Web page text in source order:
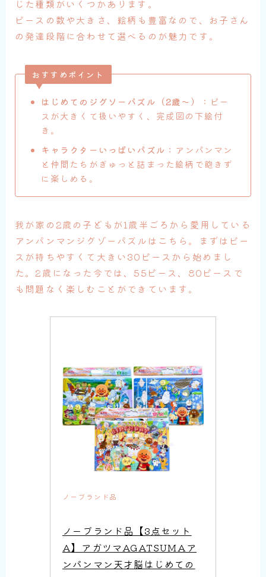
じた種類がいくつかあります。
ピースの数や大きさ、絵柄も豊富なので、お子さん
の発達段階に合わせて選べるのが魅力です。
おすすめポイント
はじめてのジグソーパズル（2歳〜）
：ピー
スが大きくて扱いやすく、完成図の下絵付
き。
キャラクターいっぱいパズル ：アンパンマン
と仲間たちがぎゅっと詰まった絵柄で飽きず
に楽しめる。
我が家の2歳の子どもが1歳半ごろから愛用している
アンパンマンジグゾーパズルはこちら。まずはピー
スが持ちやすくて大きい30ピースから始めまし
た。2歳になった今では、55ピース、80ピースで
も問題なく楽しむことができています。
ノーブランド品
ノーブランド品【3点セット
A】アガツマAGATSUMAア
ンパンマン天才脳はじめての